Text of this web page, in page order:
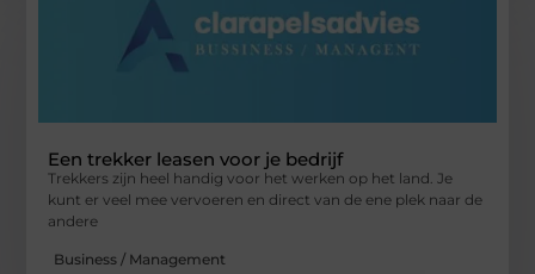
Een trekker leasen voor je bedrijf
Trekkers zijn heel handig voor het werken op het land. Je
kunt er veel mee vervoeren en direct van de ene plek naar de
andere
Business / Management